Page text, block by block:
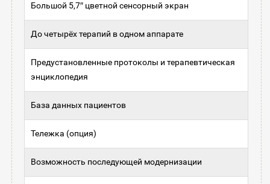
Большой 5,7″ цветной сенсорный экран
До четырёх терапий в одном аппарате
Предустановленные протоколы и терапевтическая
энциклопедия
База данных пациентов
Тележка (опция)
Возможность последующей модернизации